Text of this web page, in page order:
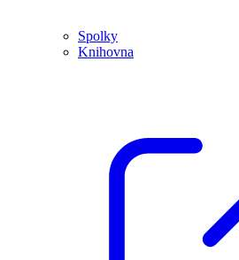
Spolky
Knihovna